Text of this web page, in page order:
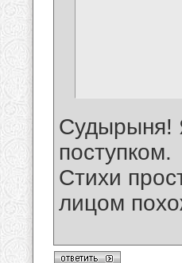
Судырыня!
поступком.
Стихи
лицом